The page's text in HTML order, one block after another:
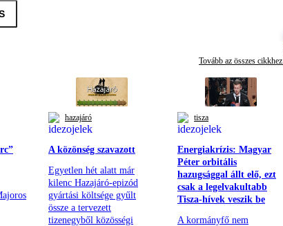
Tovább az összes cikkhez
hazajáró
A közönség szavazott
Egyetlen hét alatt már
kilenc Hazajáró-epizód
gyártási költsége gyűlt
össze a tervezett
tizenegyből közösségi
tisza
Energiakrízis: Magyar
Péter orbitális
hazugsággal állt elő, ezt
csak a legelvakultabb
Tisza-hívek veszik be
A kormányfő nem